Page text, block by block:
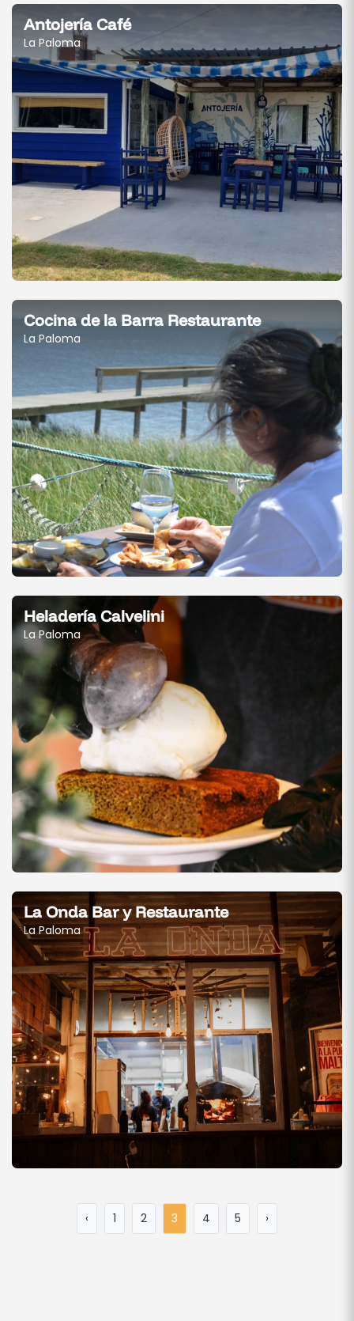
Antojería Café
La Paloma
Cocina de la Barra Restaurante
La Paloma
Heladería Calvelini
La Paloma
La Onda Bar y Restaurante
La Paloma
‹ 1 2 3 4 5 ›